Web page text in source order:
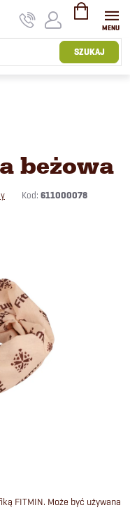
SZUKAJ
KOSZYK
beżowa
Kod: 611000078
FITMIN. Może być używana